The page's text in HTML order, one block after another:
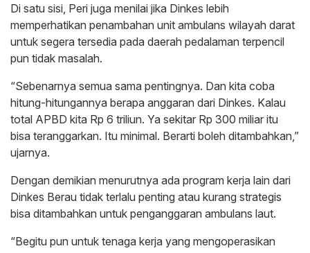
Di satu sisi, Peri juga menilai jika Dinkes lebih
memperhatikan penambahan unit ambulans wilayah darat
untuk segera tersedia pada daerah pedalaman terpencil
pun tidak masalah.
“Sebenarnya semua sama pentingnya. Dan kita coba
hitung-hitungannya berapa anggaran dari Dinkes. Kalau
total APBD kita Rp 6 triliun. Ya sekitar Rp 300 miliar itu
bisa teranggarkan. Itu minimal. Berarti boleh ditambahkan,”
ujarnya.
Dengan demikian menurutnya ada program kerja lain dari
Dinkes Berau tidak terlalu penting atau kurang strategis
bisa ditambahkan untuk penganggaran ambulans laut.
“Begitu pun untuk tenaga kerja yang mengoperasikan